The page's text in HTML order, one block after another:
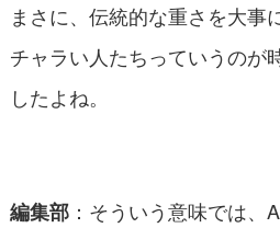
まさに、伝統的な重さを大事
チャラい人たちっていうのが
したよね。
編集部：そういう意味では、